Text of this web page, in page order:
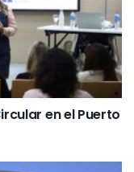
en el Puerto